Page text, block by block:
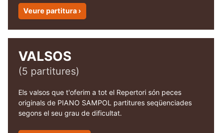
Veure partitura ›
VALSOS
(5 partitures)
Els valsos que t'oferim a tot el Repertori són peces
originals de PIANO SAMPOL partitures seqüenciades
segons el seu grau de dificultat.